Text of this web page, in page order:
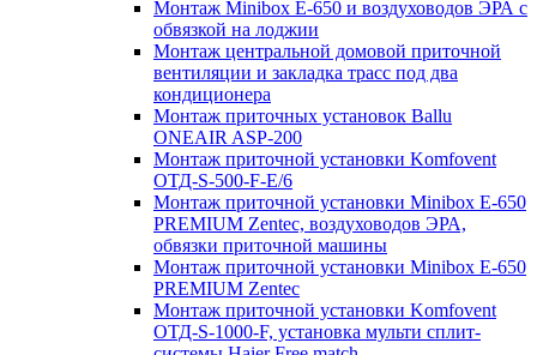
Монтаж Minibox E-650 и воздуховодов ЭРА с
обвязкой на лоджии
Монтаж центральной домовой приточной
вентиляции и закладка трасс под два
кондиционера
Монтаж приточных установок Ballu
ONEAIR ASP-200
Монтаж приточной установки Komfovent
ОТД-S-500-F-E/6
Монтаж приточной установки Minibox E-650
PREMIUM Zentec, воздуховодов ЭРА,
обвязки приточной машины
Монтаж приточной установки Minibox E-650
PREMIUM Zentec
Монтаж приточной установки Komfovent
ОТД-S-1000-F, установка мульти сплит-